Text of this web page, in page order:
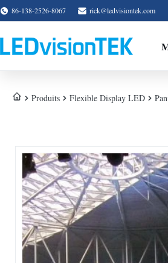
86-138-2526-8067 rick@ledvisiontek.com
Produits Flexible Display LED